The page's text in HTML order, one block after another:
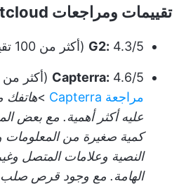
تقييمات ومراجعات
G2: 4.3/5 (أكثر من 100 تقييم)
Capterra: 4.6/5 (أكثر من 400 تقييم)
مراجعة Capterra
>هاتفك
عليه أكثر أهمية. مع بعض
كمية صغيرة من المعلومات
النصية وعلامات المتصل